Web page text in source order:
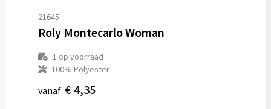
21645
Roly Montecarlo Woman
1 op voorraad
100% Polyester
vanaf € 4,35